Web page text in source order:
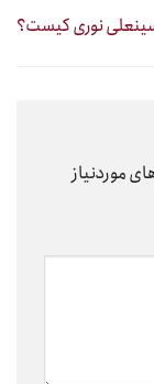
نوری کیست؟
موردنیاز